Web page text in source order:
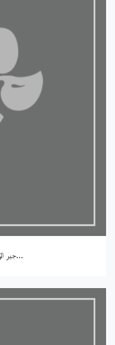
جبر الراش في ان الولد للف...